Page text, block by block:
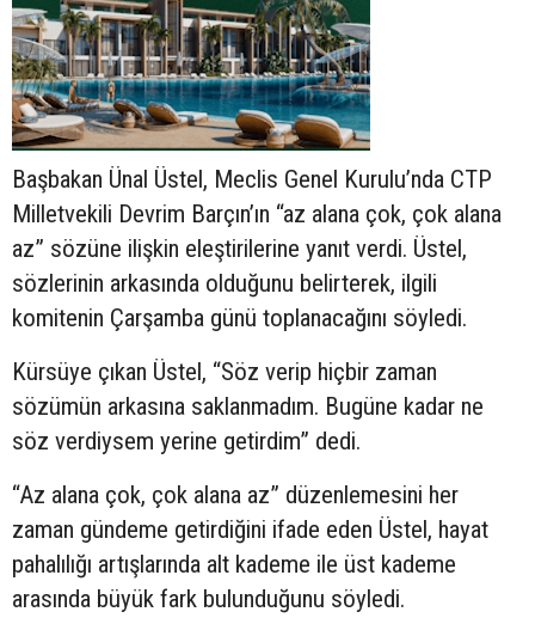
Başbakan Ünal Üstel, Meclis Genel Kurulu’nda CTP
Milletvekili Devrim Barçın’ın “az alana çok, çok alana
az” sözüne ilişkin eleştirilerine yanıt verdi. Üstel,
sözlerinin arkasında olduğunu belirterek, ilgili
komitenin Çarşamba günü toplanacağını söyledi.
Kürsüye çıkan Üstel, “Söz verip hiçbir zaman
sözümün arkasına saklanmadım. Bugüne kadar ne
söz verdiysem yerine getirdim” dedi.
“Az alana çok, çok alana az” düzenlemesini her
zaman gündeme getirdiğini ifade eden Üstel, hayat
pahalılığı artışlarında alt kademe ile üst kademe
arasında büyük fark bulunduğunu söyledi.